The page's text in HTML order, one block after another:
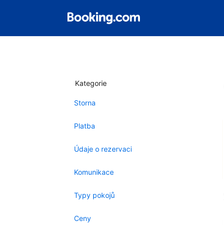
Kategorie
Storna
Platba
Údaje o rezervaci
Komunikace
Typy pokojů
Ceny